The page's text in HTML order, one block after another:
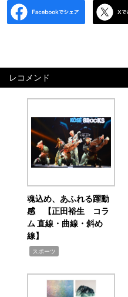
レコメンド
魂込め、あふれる躍動
感 【正田裕生 コラ
ム 直線・曲線・斜め
線】
スポーツ